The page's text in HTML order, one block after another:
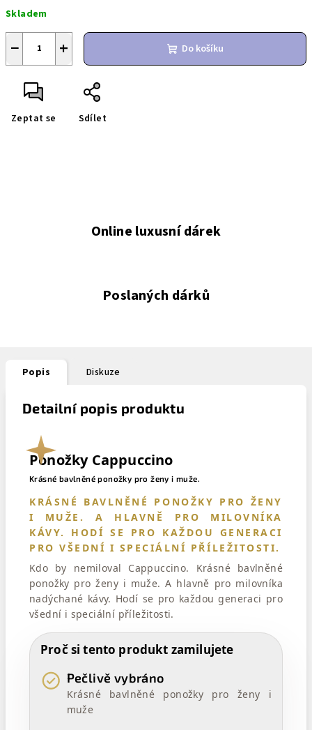
cena:
Skladem
+
− Do košíku
Zeptat se Sdílet
Online luxusní dárek
Poslaných dárků
Popis Diskuze
Detailní popis produktu
Ponožky Cappuccino
Krásné bavlněné ponožky pro ženy i muže.
KRÁSNÉ BAVLNĚNÉ PONOŽKY PRO ŽENY
I MUŽE. A HLAVNĚ PRO MILOVNÍKA
KÁVY. HODÍ SE PRO KAŽDOU GENERACI
PRO VŠEDNÍ I SPECIÁLNÍ PŘÍLEŽITOSTI.
Kdo by nemiloval Cappuccino. Krásné bavlněné
ponožky pro ženy i muže. A hlavně pro milovníka
nadýchané kávy. Hodí se pro každou generaci pro
všední i speciální příležitosti.
Proč si tento produkt zamilujete
Pečlivě vybráno
Krásné bavlněné ponožky pro ženy i
muže